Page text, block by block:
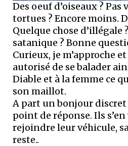
Des oeuf d’oiseaux ? Pas
tortues ? Encore moins.
Quelque chose d’illégale
satanique ? Bonne
Curieux, je m’approche
autorisé de se balader
Diable et à la femme ce
son maillot.
A part un bonjour discret
point de réponse. Ils
rejoindre leur véhicule,
reste..